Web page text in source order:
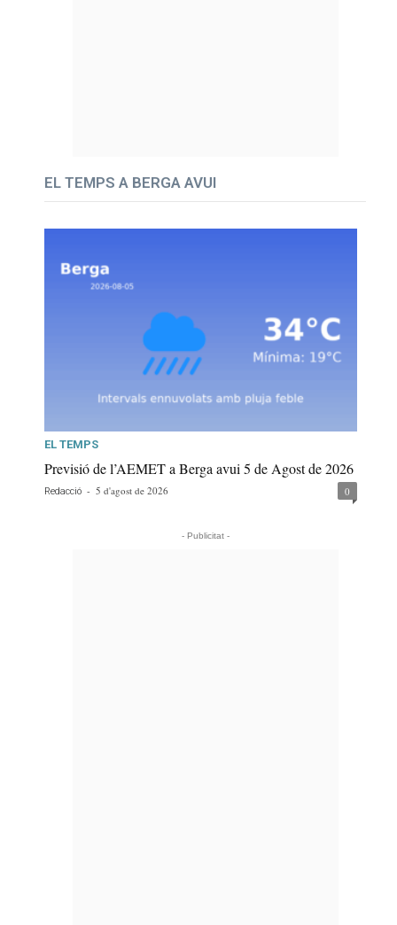
EL TEMPS A BERGA AVUI
EL TEMPS
Previsió de l’AEMET a Berga avui 5 de Agost de 2026
Redacció - 5 d'agost de 2026 0
- Publicitat -